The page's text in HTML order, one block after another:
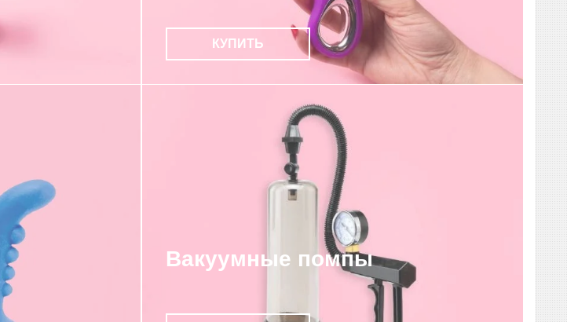
КУПИТЬ
Вакуумные помпы